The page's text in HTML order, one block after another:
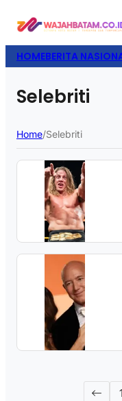
HOMEBERITA
Selebriti
Home/Selebriti
1